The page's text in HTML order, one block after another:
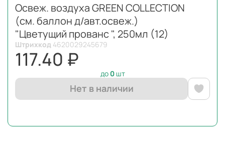
Освеж. воздуха GREEN COLLECTION
(см. баллон д/авт.освеж.)
"Цветущий прованс ", 250мл (12)
Штрихкод 4620029245679
117.40 ₽
до 0шт
Нет в наличии